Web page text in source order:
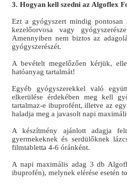
3. Hogyan kell szedni az Algoflex
Ezt a gyógyszert mindig
kezelőorvosa vagy
Amennyiben nem biztos az
gyógyszerészét.
A bevételt megelőzően kérjük,
hatóanyag tartalmát!
Egyéb gyógyszerekkel való
elkerülése érdekében meg kell
tartalmaz‑e ibuprofént, illetve az
haladja meg a javasolt napi
A készítmény ajánlott adagja
gyermekeknek és serdülőknek
filmtabletta 4-6 óránként.
A napi maximális adag 3 db
ibuprofén), melynek elérése esetén